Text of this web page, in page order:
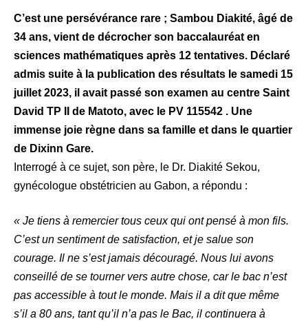
C’est une persévérance rare ; Sambou Diakité, âgé de
34 ans, vient de décrocher son baccalauréat en
sciences mathématiques après 12 tentatives. Déclaré
admis suite à la publication des résultats le samedi 15
juillet 2023, il avait passé son examen au centre Saint
David TP II de Matoto, avec le PV 115542 . Une
immense joie règne dans sa famille et dans le quartier
de Dixinn Gare.
Interrogé à ce sujet, son père, le Dr. Diakité Sekou,
gynécologue obstétricien au Gabon, a répondu :
« Je tiens à remercier tous ceux qui ont pensé à mon fils.
C’est un sentiment de satisfaction, et je salue son
courage. Il ne s’est jamais découragé. Nous lui avons
conseillé de se tourner vers autre chose, car le bac n’est
pas accessible à tout le monde. Mais il a dit que même
s’il a 80 ans, tant qu’il n’a pas le Bac, il continuera à